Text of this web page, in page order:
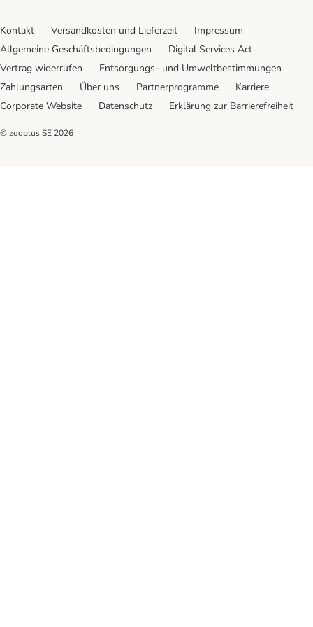
Kontakt Versandkosten und Lieferzeit
Impressum
Allgemeine Geschäftsbedingungen
Digital Services Act
Vertrag widerrufen
Entsorgungs- und Umweltbestimmungen
Zahlungsarten
Über uns Partnerprogramme
Karriere
Corporate Website
Datenschutz Erklärung zur Barrierefreiheit
© zooplus SE 2026